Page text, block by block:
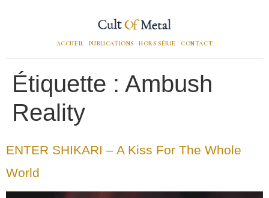
ACCUEIL PUBLICATIONS HORS SÉRIE CONTACT
Étiquette : Ambush
Reality
ENTER SHIKARI – A Kiss For The Whole
World